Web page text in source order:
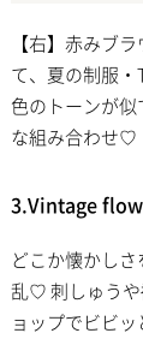
【右】赤みブ
て、夏の制服
色のトーンが
な組み合わせ♡
3.Vintage
どこか懐かし
乱♡ 刺しゅうや
ョップでビビ